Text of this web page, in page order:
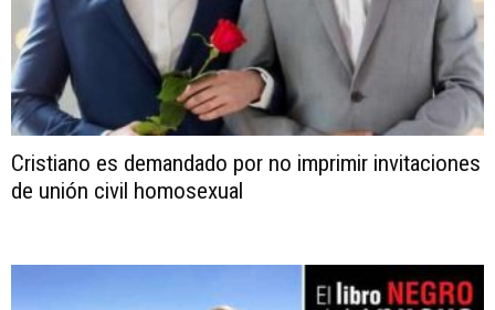
Cristiano es demandado por no imprimir invitaciones
de unión civil homosexual